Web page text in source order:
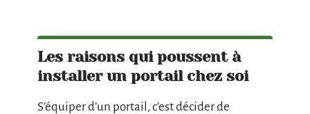
Les raisons qui poussent à
installer un portail chez soi
S’équiper d’un portail, c’est décider de